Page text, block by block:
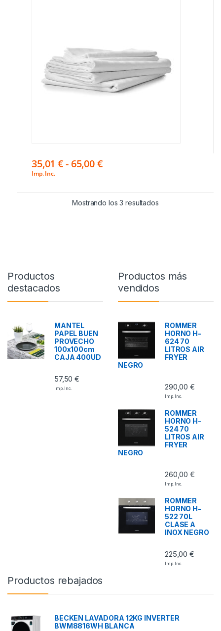
35,01€- 65,00€
Imp. Inc.
Mostrando los 3 resultados
Productos
destacados
MANTEL
PAPEL BUEN
PROVECHO
100x100cm
CAJA 400UD
57,50€
Imp. Inc.
Productos más
vendidos
ROMMER
HORNO H-
624 70
LITROS AIR
FRYER
NEGRO
290,00€
Imp. Inc.
ROMMER
HORNO H-
524 70
LITROS AIR
FRYER
NEGRO
260,00€
Imp. Inc.
ROMMER
HORNO H-
522 70L
CLASE A
INOX NEGRO
225,00€
Imp. Inc.
Productos rebajados
BECKEN LAVADORA 12KG INVERTER
BWM8816WH BLANCA